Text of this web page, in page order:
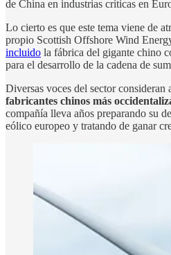
de China en industrias críticas en
Lo cierto es que este tema viene de
propio Scottish Offshore Wind
incluido la fábrica del gigante chino
para el desarrollo de la cadena de
Diversas voces del sector consideran
fabricantes chinos más
compañía lleva años preparando su
eólico europeo y tratando de ganar